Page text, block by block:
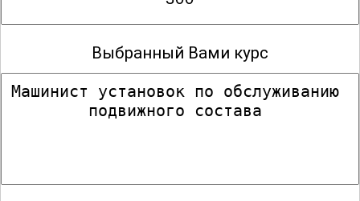
Выбранный Вами курс